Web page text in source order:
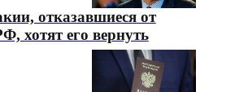
отказавшиеся от
хотят его вернуть